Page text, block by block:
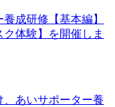
成研修【基本編】
体験】を開催しま
あいサポーター養